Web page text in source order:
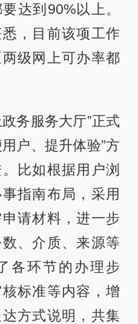
达到90%以上。
，目前该项工作
级网上可办率都
务服务大厅”正式
用户、提升体验”方
比如根据用户浏
指南布局，采用
请材料，进一步
、介质、来源等
各环节的办理步
标准等内容，增
方式说明，共集